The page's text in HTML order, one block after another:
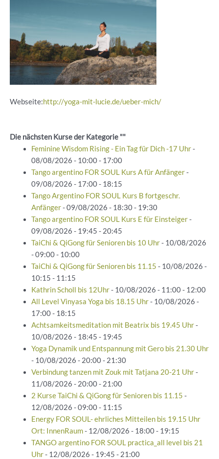
Webseite:http://yoga-mit-lucie.de/ueber-mich/
Die nächsten Kurse der Kategorie ""
Feminine Wisdom Rising - Ein Tag für Dich -17 Uhr-
08/08/2026 - 10:00 - 17:00
Tango argentino FOR SOUL Kurs A für Anfänger-
09/08/2026 - 17:00 - 18:15
Tango Argentino FOR SOUL Kurs B fortgeschr.
Anfänger- 09/08/2026 - 18:30 - 19:30
Tango argentino FOR SOUL Kurs E für Einsteiger-
09/08/2026 - 19:45 - 20:45
TaiChi & QiGong für Senioren bis 10 Uhr- 10/08/2026
- 09:00 - 10:00
TaiChi & QiGong für Senioren bis 11.15 - 10/08/2026 -
10:15 - 11:15
Kathrin Scholl bis 12Uhr- 10/08/2026 - 11:00 - 12:00
All Level Vinyasa Yoga bis 18.15 Uhr- 10/08/2026 -
17:00 - 18:15
Achtsamkeitsmeditation mit Beatrix bis 19.45 Uhr-
10/08/2026 - 18:45 - 19:45
Yoga Dynamik und Entspannung mit Gero bis 21.30 Uhr
- 10/08/2026 - 20:00 - 21:30
Verbindung tanzen mit Zouk mit Tatjana 20-21 Uhr-
11/08/2026 - 20:00 - 21:00
2 Kurse TaiChi & QiGong für Senioren bis 11.15 -
12/08/2026 - 09:00 - 11:15
Energy FOR SOUL- ehrliches Mitteilen bis 19.15 Uhr
Ort: InnenRaum- 12/08/2026 - 18:00 - 19:15
TANGO argentino FOR SOUL practica_all level bis 21
Uhr- 12/08/2026 - 19:45 - 21:00